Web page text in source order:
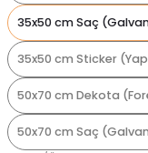
35x50 cm Saç
35x50 cm Sticker
50x70 cm Dekota
50x70 cm Saç